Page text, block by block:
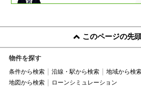
このページの先
物件を探す
条件から検索 沿線・駅から検索 地域から検
地図から検索
ローンシミュレーション